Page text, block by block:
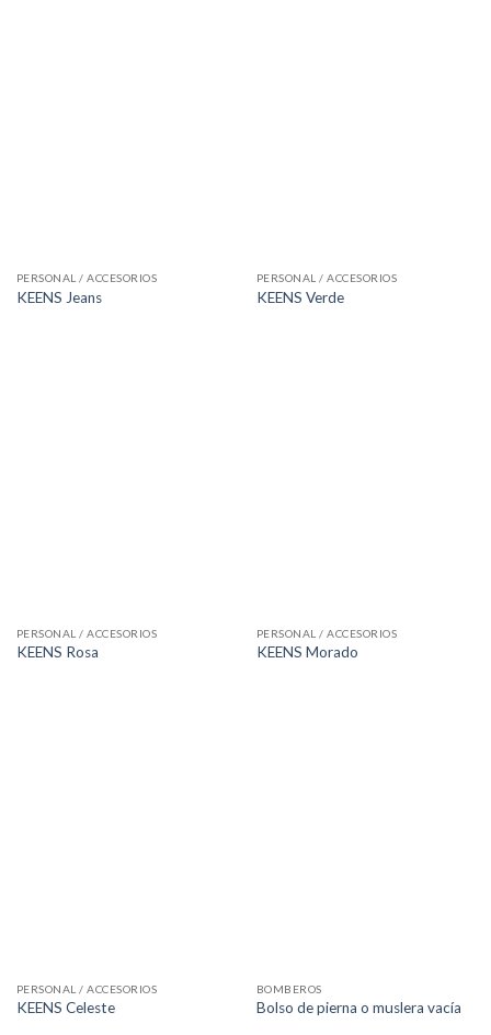
PERSONAL / ACCESORIOS
KEENS Jeans
PERSONAL / ACCESORIOS
KEENS Verde
PERSONAL / ACCESORIOS
KEENS Rosa
PERSONAL / ACCESORIOS
KEENS Morado
PERSONAL / ACCESORIOS
KEENS Celeste
BOMBEROS
Bolso de pierna o muslera vacía